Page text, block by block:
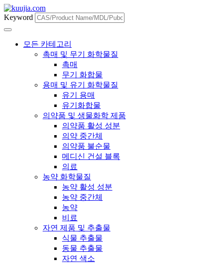
Keyword
모든 카테고리
촉매 및 무기 화학물질
촉매
무기 화합물
용매 및 유기 화학물질
유기 용매
유기화합물
의약품 및 생물화학 제품
의약품 활성 성분
의약 중간체
의약품 불순물
메디신 건설 블록
의료
농약 화학물질
농약 활성 성분
농약 중간체
농약
비료
자연 제품 및 추출물
식물 추출물
동물 추출물
자연 색소